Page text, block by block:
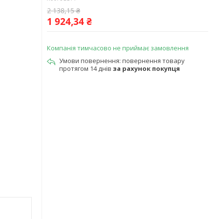
2 138,15 ₴
1 924,34 ₴
Компанія тимчасово не приймає замовлення
повернення товару
протягом 14 днів за рахунок покупця